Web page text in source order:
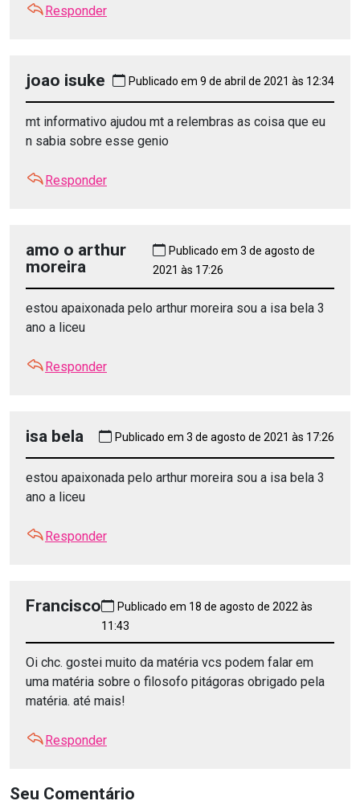
Responder
joao isuke Publicado em 9 de abril de 2021 às 12:34
mt informativo ajudou mt a relembras as coisa que eu
n sabia sobre esse genio
Responder
amo o arthur
moreira
Publicado em 3 de agosto de
2021 às 17:26
estou apaixonada pelo arthur moreira sou a isa bela 3
ano a liceu
Responder
isa bela Publicado em 3 de agosto de 2021 às 17:26
estou apaixonada pelo arthur moreira sou a isa bela 3
ano a liceu
Responder
Francisco
Publicado em 18 de agosto de 2022 às
11:43
Oi chc. gostei muito da matéria vcs podem falar em
uma matéria sobre o filosofo pitágoras obrigado pela
matéria. até mais!
Responder
Seu Comentário